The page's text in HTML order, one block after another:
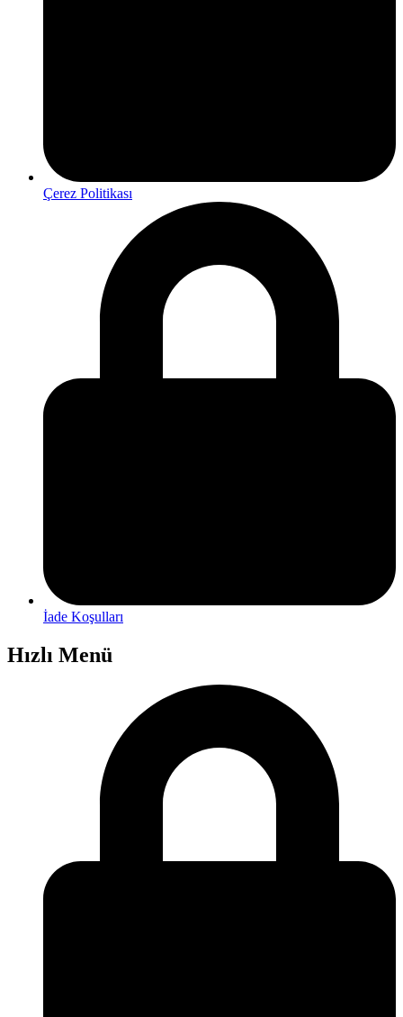
Çerez Politikası
İade Koşulları
Hızlı Menü